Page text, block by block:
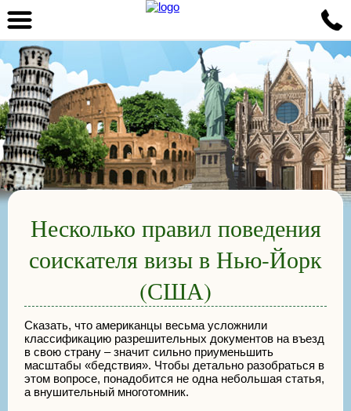
Несколько правил поведения
соискателя визы в Нью-Йорк
(США)
Сказать, что американцы весьма усложнили
классификацию разрешительных документов на въезд
в свою страну – значит сильно приуменьшить
масштабы «бедствия». Чтобы детально разобраться в
этом вопросе, понадобится не одна небольшая статья,
а внушительный многотомник.